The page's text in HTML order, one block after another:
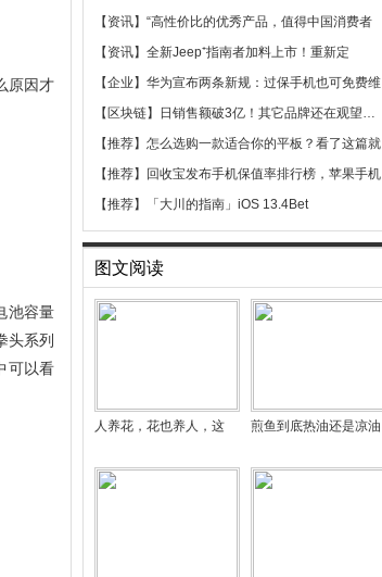
原因才
池容量
头系列
可以看
【资讯】 “高性价比的优秀产品，值得中国消费者
【资讯】 全新Jeep⁺指南者加料上市！重新定
【企业】 华为宣布两条新规：过保手机也可免费维
【区块链】
日销售额破3亿！其它品牌还在观望，小
【推荐】 怎么选购一款适合你的平板？看了这篇就
【推荐】
回收宝发布手机保值率排行榜，苹果手机
【推荐】
「大川的指南」iOS 13.4Bet
图文阅读
人养花，花也养人，这 煎鱼到底热油还是凉油